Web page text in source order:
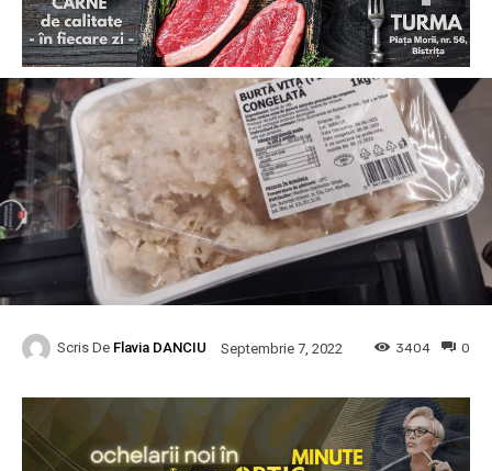
Scris De Flavia DANCIU Septembrie 7, 2022 0
3404